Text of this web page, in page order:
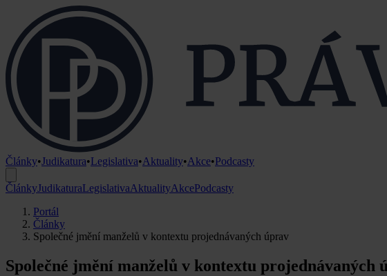
Články•Judikatura•Legislativa•Aktuality•Akce•Podcasty
ČlánkyJudikaturaLegislativaAktualityAkcePodcasty
Portál
Články
Společné jmění manželů v kontextu projednávaných úprav
Společné jmění manželů v kontextu projednávaných